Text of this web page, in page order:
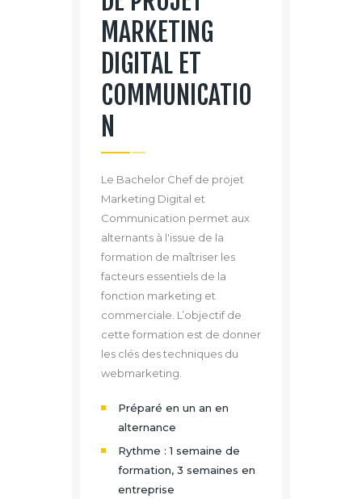
MARKETING
DIGITAL ET
COMMUNICATIO
N
Le Bachelor Chef de projet
Marketing Digital et
Communication permet aux
alternants à l'issue de la
formation de maîtriser les
facteurs essentiels de la
fonction marketing et
commerciale. L’objectif de
cette formation est de donner
les clés des techniques du
webmarketing.
Préparé en un an en
alternance
Rythme : 1 semaine de
formation, 3 semaines en
entreprise